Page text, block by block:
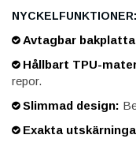
NYCKELFUNKTIONER:
Avtagbar
Hållbart TPU-
repor.
Slimmad design:
Exakta